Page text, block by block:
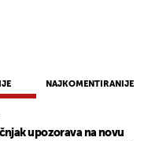
NAJKOMENTIRANIJE
upozorava na novu